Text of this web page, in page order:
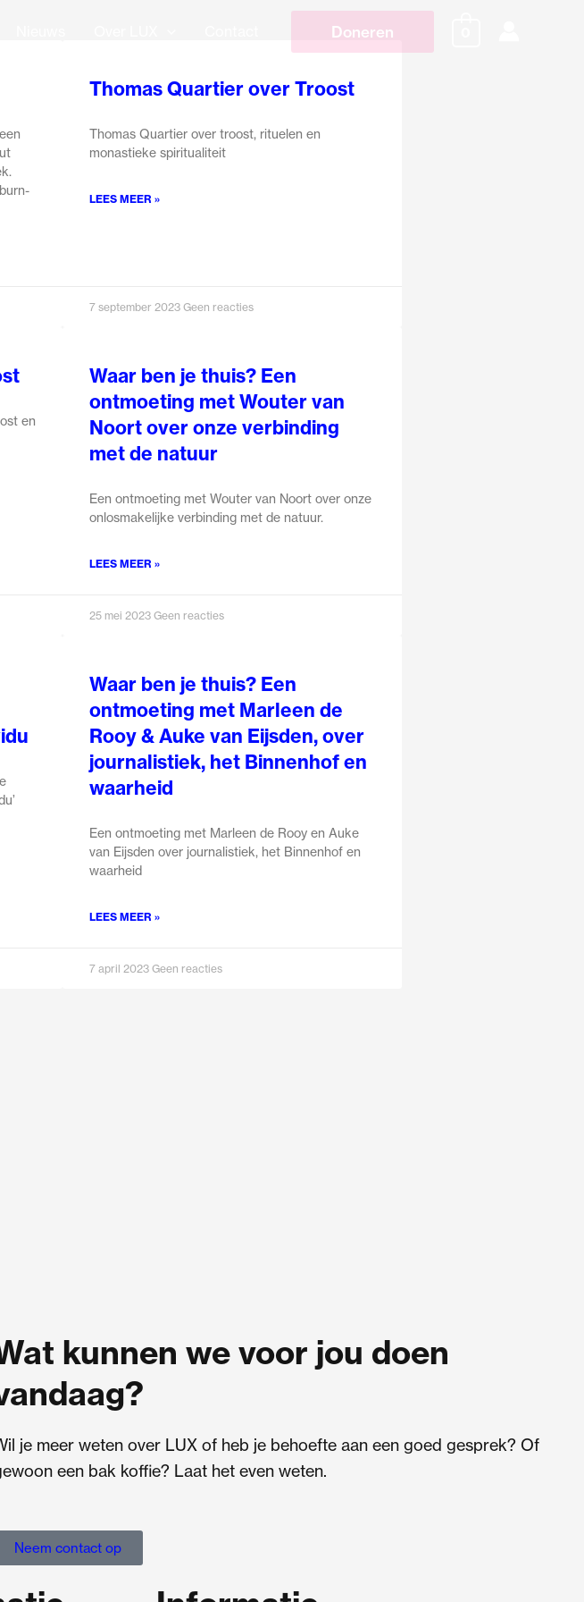
Doneren
Thomas Quartier over Troost
Thomas Quartier over troost, rituelen en
monastieke spiritualiteit
LEES MEER »
7 september 2023 Geen reacties
en
Waar ben je thuis? Een
ontmoeting met Wouter van
Noort over onze verbinding
met de natuur
Een ontmoeting met Wouter van Noort over onze
onlosmakelijke verbinding met de natuur.
LEES MEER »
25 mei 2023 Geen reacties
Waar ben je thuis? Een
ontmoeting met Marleen de
Rooy & Auke van Eijsden, over
journalistiek, het Binnenhof en
waarheid
Een ontmoeting met Marleen de Rooy en Auke
van Eijsden over journalistiek, het Binnenhof en
waarheid
LEES MEER »
7 april 2023 Geen reacties
kunnen we voor jou doen
je meer weten over LUX of heb je behoefte aan een goed gesprek? Of
een bak koffie? Laat het even weten.
Neem contact op